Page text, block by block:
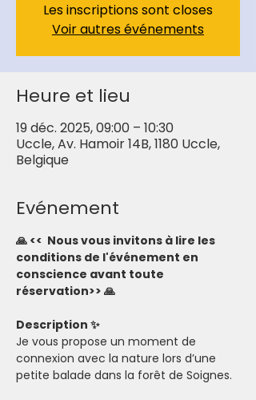
Les inscriptions sont closes
Voir autres événements
Heure et lieu
19 déc. 2025, 09:00 – 10:30
Uccle, Av. Hamoir 14B, 1180 Uccle,
Belgique
Evénement
🙏 <<  Nous vous invitons à lire les
conditions de l'événement en
conscience avant toute
réservation>> 🙏
Description ✨
Je vous propose un moment de
connexion avec la nature lors d’une
petite balade dans la forêt de Soignes.